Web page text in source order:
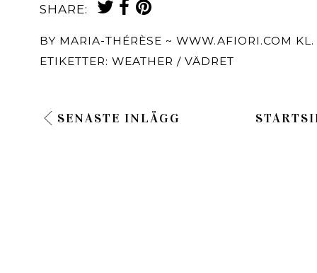
SHARE:
BY MARIA-THÉRÈSE ~ WWW.AFIORI.COM KL.
ETIKETTER: WEATHER / VÄDRET
SENASTE INLÄGG